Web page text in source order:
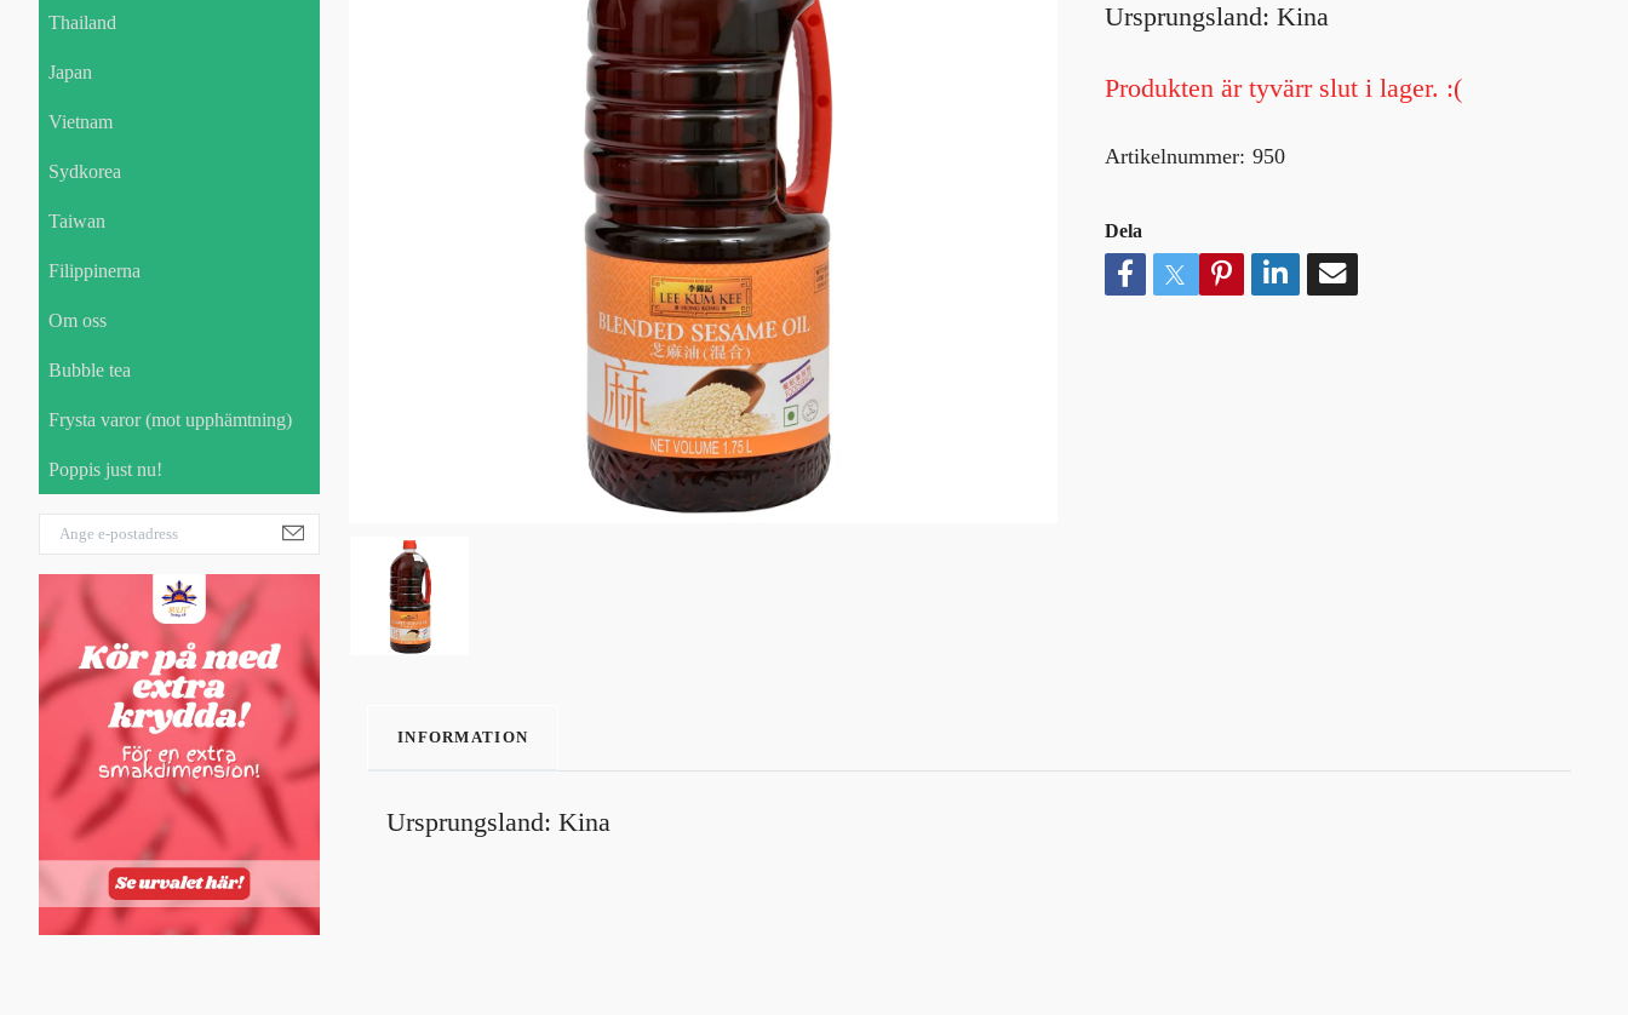
Thailand
Japan
Vietnam
Sydkorea
Taiwan
Filippinerna
Om oss
Bubble tea
Frysta varor (mot upphämtning)
Poppis just nu!
Ursprungsland: Kina
Produkten är tyvärr slut i lager. :(
Artikelnummer: 950
Dela
INFORMATION
Ursprungsland: Kina